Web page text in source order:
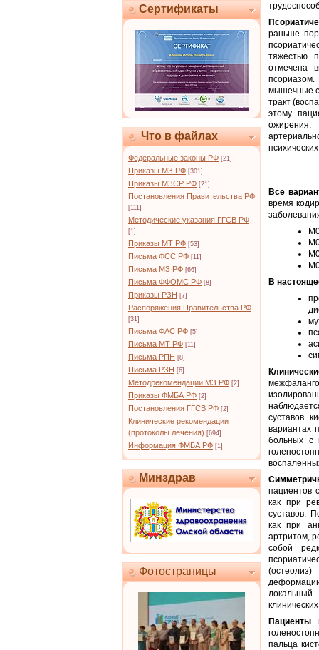
Сертификаты
Что в файлах
Федеральные законы РФ [21]
Приказы МЗ РФ [301]
Приказы МЗСР РФ [21]
Постановления Правительства РФ
[111]
Методические указания ГГСВ РФ
[1]
Приказы МТ РФ [53]
Письма ФСС РФ [11]
Письма МЗ РФ [66]
Письма ФФОМС РФ [8]
Приказы РЗН [7]
Распоряжения Правительства РФ
[31]
Письма ФАС РФ [5]
Письма МТ РФ [11]
Письма РПН [8]
Письма РЗН [6]
Методрекомендации МЗ РФ [2]
Приказы ФМБА РФ [2]
Постановления ГГСВ РФ [2]
Клинические рекомендации
(протоколы лечения) [694]
Информация ФМБА РФ [1]
Минздрав
Фотостраницы
раньше
тяжестью
отмечена
псориазом.
мышечные
тракт
этому
ожирения,
Все
время
В
суставов
вариантах
больных с
пациентов
как при
суставов.
как при
артритом,
собой
Пациенты
пальца